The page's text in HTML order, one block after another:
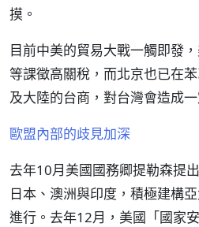
摸。
目前中美的貿易大戰一觸即發
等課徵高關稅，而北京也已在
及大陸的台商，對台灣會造成一
歐盟內部的歧見加深
去年10月美國國務卿提勒森提
日本、澳洲與印度，積極建構
進行。去年12月，美國「國家